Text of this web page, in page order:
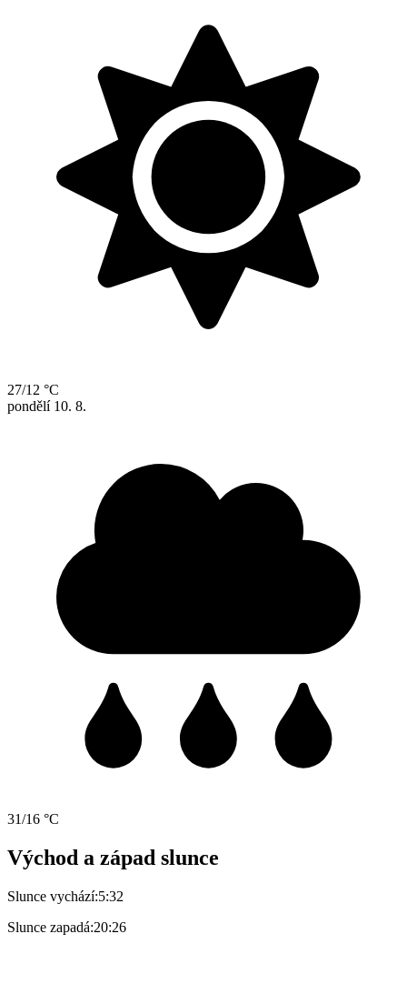
27/12 °C
pondělí 10. 8.
31/16 °C
Východ a západ slunce
Slunce vychází:5:32
Slunce zapadá:20:26